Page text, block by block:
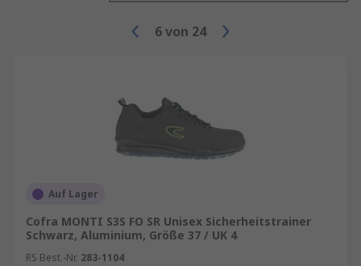
6von 24
Auf Lager
Cofra MONTI S3S FO SR Unisex Sicherheitstrainer
Schwarz, Aluminium, Größe 37 / UK 4
RS Best.-Nr. 283-1104